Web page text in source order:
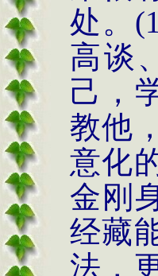
处。
高谈
己，
教他
意化
金刚
经藏
法，